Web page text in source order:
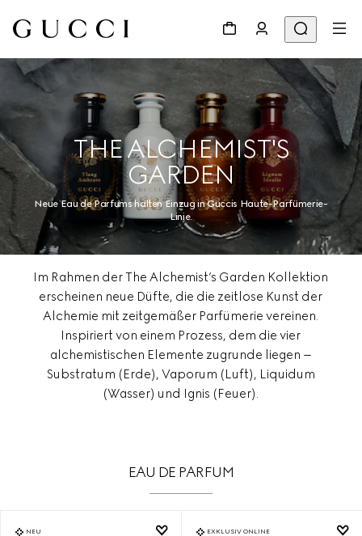
THE ALCHEMIST'S
GARDEN
Neue Eau de Parfums halten Einzug in Guccis Haute-Parfümerie-
Linie.
Im Rahmen der The Alchemist’s Garden Kollektion
erscheinen neue Düfte, die die zeitlose Kunst der
Alchemie mit zeitgemäßer Parfümerie vereinen.
Inspiriert von einem Prozess, dem die vier
alchemistischen Elemente zugrunde liegen –
Substratum (Erde), Vaporum (Luft), Liquidum
(Wasser) und Ignis (Feuer).
EAU DE PARFUM
NEU EXKLUSIV ONLINE